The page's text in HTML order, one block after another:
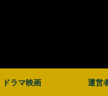
ドラマ映画 運営